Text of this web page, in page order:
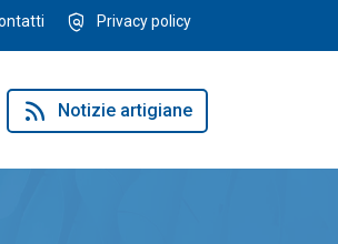
policy Privacy policy
rss_feed Notizie artigiane